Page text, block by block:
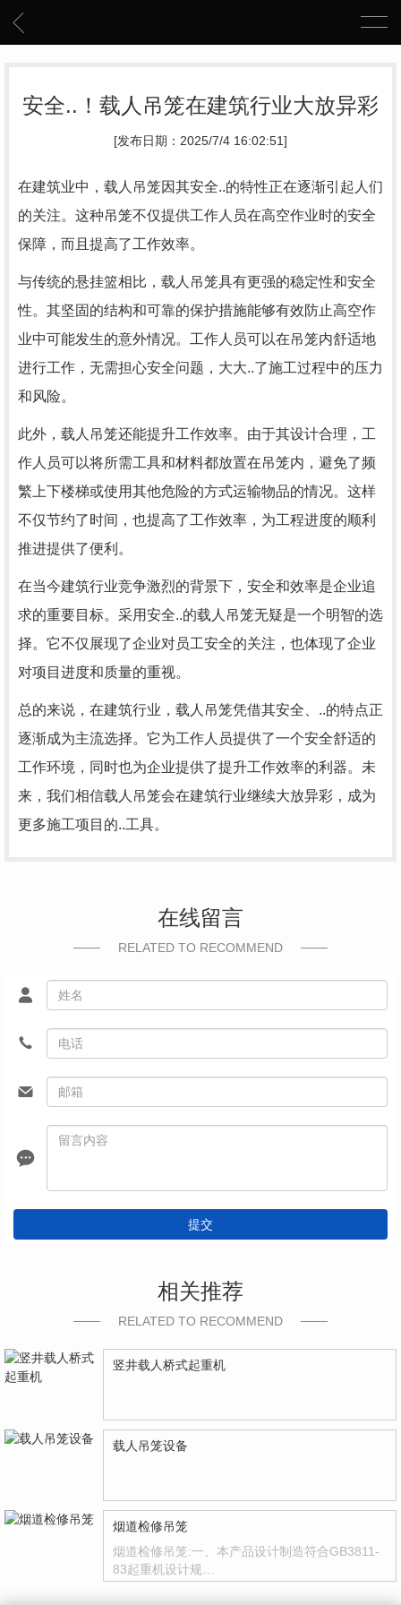
安全..！载人吊笼在建筑行业大放异彩
[发布日期：2025/7/4 16:02:51]
在建筑业中，载人吊笼因其安全..的特性正在逐渐引起人们
的关注。这种吊笼不仅提供工作人员在高空作业时的安全
保障，而且提高了工作效率。
与传统的悬挂篮相比，载人吊笼具有更强的稳定性和安全
性。其坚固的结构和可靠的保护措施能够有效防止高空作
业中可能发生的意外情况。工作人员可以在吊笼内舒适地
进行工作，无需担心安全问题，大大..了施工过程中的压力
和风险。
此外，载人吊笼还能提升工作效率。由于其设计合理，工
作人员可以将所需工具和材料都放置在吊笼内，避免了频
繁上下楼梯或使用其他危险的方式运输物品的情况。这样
不仅节约了时间，也提高了工作效率，为工程进度的顺利
推进提供了便利。
在当今建筑行业竞争激烈的背景下，安全和效率是企业追
求的重要目标。采用安全..的载人吊笼无疑是一个明智的选
择。它不仅展现了企业对员工安全的关注，也体现了企业
对项目进度和质量的重视。
总的来说，在建筑行业，载人吊笼凭借其安全、..的特点正
逐渐成为主流选择。它为工作人员提供了一个安全舒适的
工作环境，同时也为企业提供了提升工作效率的利器。未
来，我们相信载人吊笼会在建筑行业继续大放异彩，成为
更多施工项目的..工具。
在线留言
RELATED TO RECOMMEND
提交
相关推荐
RELATED TO RECOMMEND
竖井载人桥式起重机
载人吊笼设备
烟道检修吊笼
烟道检修吊笼:一、本产品设计制造符合GB3811-
83起重机设计规…